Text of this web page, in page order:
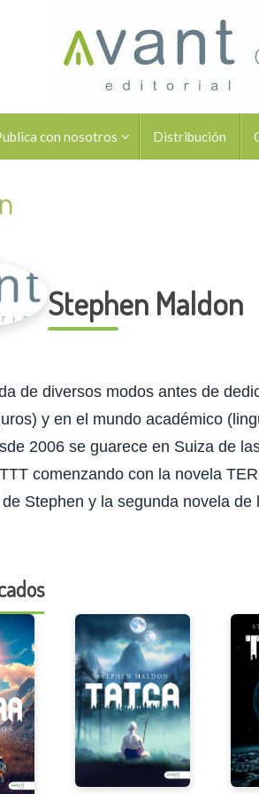
con nosotros Distribución
Stephen Maldon
de diversos modos antes de
y en el mundo académico
2006 se guarece en Suiza de
comenzando con la novela
Stephen y la segunda novela de